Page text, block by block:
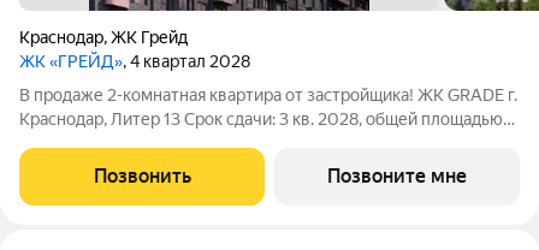
Краснодар,ЖК Грейд
ЖК «ГРЕЙД», 4 квартал 2028
В продаже 2-комнатная квартира от застройщика! ЖК GRADE г.
Краснодар, Литер 13 Срок сдачи: 3 кв. 2028, общей площадью
Никогда неоклассика не была представлена в краснодарской
архитектуре с
Позвонить Позвоните мне